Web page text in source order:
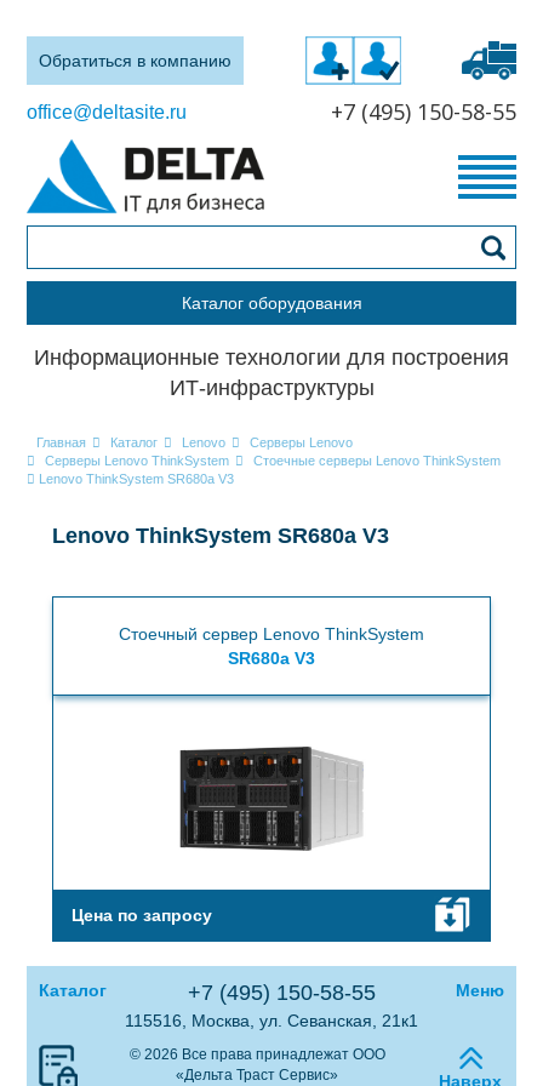
Обратиться в компанию
office@deltasite.ru +7 (495) 150-58-55
Каталог оборудования
Информационные технологии для построения
ИТ-инфраструктуры
Главная Каталог Lenovo
Серверы Lenovo
Серверы Lenovo ThinkSystem
Стоечные серверы Lenovo ThinkSystem
Lenovo ThinkSystem SR680a V3
Lenovo ThinkSystem SR680a V3
Стоечный сервер Lenovo ThinkSystem
SR680a V3
Цена по запросу
Каталог +7 (495) 150-58-55
Меню
115516, Москва, ул. Севанская, 21к1
© 2026 Все права принадлежат ООО
«Дельта Траст Сервис»
Наверх